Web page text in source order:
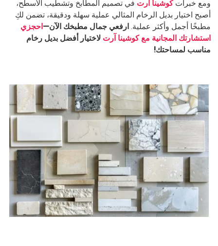
ومع خبرات كوشينا آرت في تصميم المطابخ وتشطيب الأسطح،
أصبح اختيار بديل الرخام المثالي عملية سهلة ودقيقة، تضمن لكِ
مطبخًا أجمل وأكثر عملية. ارفعي جمال مطبخك الآن—احجزي
استشارتك المجانية مع كوشينا آرت لاختيار أفضل بديل رخام
مناسب لمساحتك!